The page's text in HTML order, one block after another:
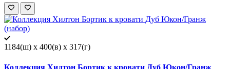
1184(ш) x 400(в) x 317(г)
Коллекция Хилтон Бортик к кровати Дуб Юкон/Гранж